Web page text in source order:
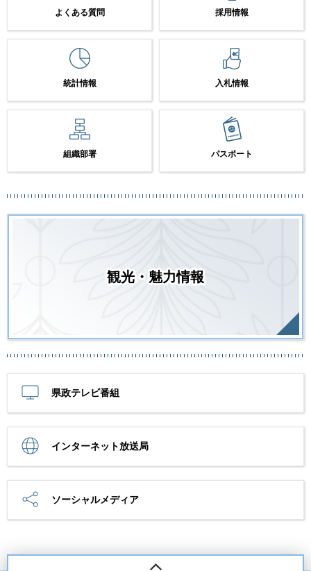
よくある質問 採用情報
統計情報 入札情報
組織部署 パスポート
観光・魅力情報
県政テレビ番組
インターネット放送局
ソーシャルメディア